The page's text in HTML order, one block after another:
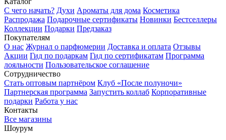
С чего начать? Духи Ароматы для дома Косметика
Распродажа Подарочные сертификаты Новинки Бестселлеры
Коллекции Подарки Предзаказ
Покупателям
О нас Журнал о парфюмерии Доставка и оплата Отзывы
Акции Гид по подаркам Гид по сертификатам Программа
лояльности Пользовательское соглашение
Сотрудничество
Стать оптовым партнёром Клуб «После полуночи»
Партнерская программа Запустить коллаб Корпоративные
подарки Работа у нас
Контакты
Все магазины
Шоурум